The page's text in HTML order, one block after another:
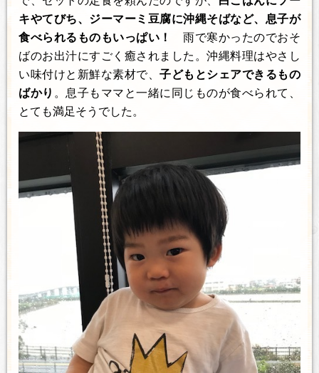
キやてびち、ジーマーミ豆腐に沖縄そばなど、息子が
食べられるものもいっぱい！
雨で寒かったのでおそ
ばのお出汁にすごく癒されました。沖縄料理はやさし
い味付けと新鮮な素材で、子どもとシェアできるもの
ばかり 。息子もママと一緒に同じものが食べられて、
とても満足そうでした。